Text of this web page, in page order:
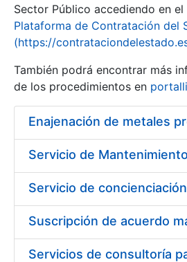
Show/Hide
Sector Público accediendo en
Plataforma de Contratación del
(https://
También podrá encontrar más
de los procedimientos en